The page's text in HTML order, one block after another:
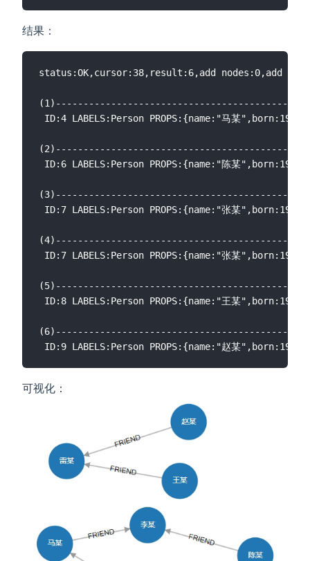
结果：
status:OK,cursor:38,result:6,add nodes:0,add
ID:4 LABELS:Person PROPS:{name:"马某
ID:6 LABELS:Person PROPS:{name:"陈某
ID:7 LABELS:Person PROPS:{name:"张某
ID:7 LABELS:Person PROPS:{name:"张某
ID:8 LABELS:Person PROPS:{name:"王某
可视化：